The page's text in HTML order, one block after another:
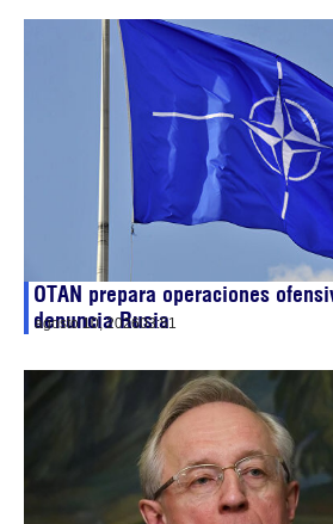
OTAN prepara operaciones
denuncia Rusia
agosto 10, 202603:51